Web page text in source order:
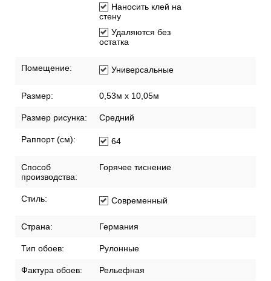
Наносить клей на
стену
Удаляются без
остатка
Помещение: Универсальные
Размер: 0,53м x 10,05м
Размер рисунка: Средний
Раппорт (см): 64
Способ
производства:
Горячее тиснение
Стиль: Современный
Страна: Германия
Тип обоев: Рулонные
Фактура обоев: Рельефная